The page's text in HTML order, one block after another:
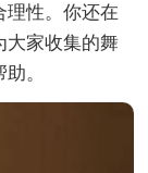
理性。你还在
大家收集的舞
。